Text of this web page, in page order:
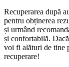
Recuperarea după
pentru obținerea
și urmând
și confortabilă.
voi fi alături de tine
recuperare!